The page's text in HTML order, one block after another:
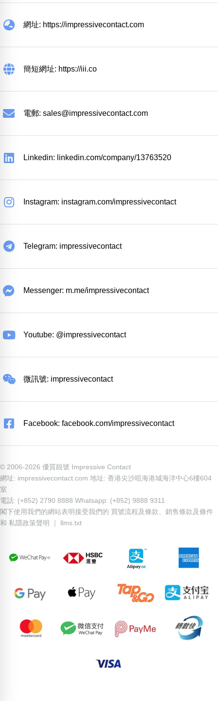
網址: https://impressivecontact.com
簡短網址: https://iii.co
電郵: sales@impressivecontact.com
Linkedin: linkedin.com/company/13763520
Instagram: instagram.com/impressivecontact
Telegram: impressivecontact
Messenger: m.me/impressivecontact
Youtube: @impressivecontact
微訊號: impressivecontact
Facebook: facebook.com/impressivecontact
© 2006-2026 優質靚號 Impressive Contact
網址: impressivecontact.com 地址: 香港尖沙咀海港城海洋中心6樓604
室
電話: (+852) 2790 8888 Whatsapp: (+852) 9888 9311
閣下使用我們的網站表明接受我們的 買號流程及條款
銷售條款及條件
和 私隱政策聲明 llms.txt